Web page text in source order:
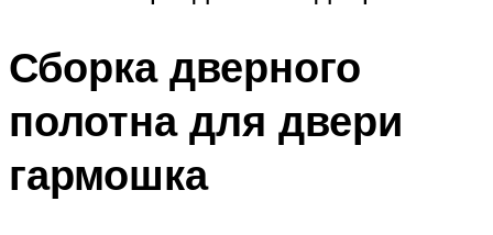
Сборка дверного
полотна для двери
гармошка